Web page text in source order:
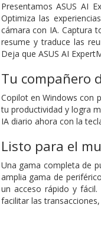
Presentamos ASUS AI
Optimiza las
cámara con IA. Captura
resume y traduce las
Deja que ASUS AI
Tu compañero
Copilot en Windows con
tu productividad y logra
IA diario ahora con la
Listo para el
Una gama completa de
amplia gama de
un acceso rápido y
facilitar las